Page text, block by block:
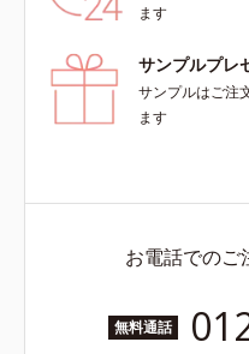
ます
サンプルプレ
サンプルはご注
ます
お電話でのご
無料通話